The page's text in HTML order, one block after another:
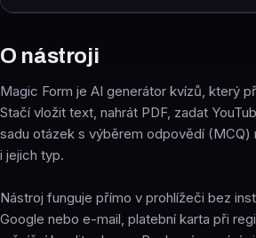
O nástroji
Magic Form je AI generátor kvízů, který
Stačí vložit text, nahrát PDF, zadat
sadu otázek s výběrem odpovědí
i jejich typ.
Nástroj funguje přímo v prohlížeči bez
Google nebo e-mail, platební karta při